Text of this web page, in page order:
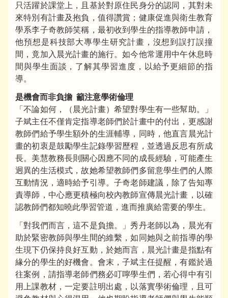
只活躍於課堂上，且基於對原住民身分的認同，其對未
來特別有計畫及抱負，值得讚賞；健康促進與衛生教育
學系李子奇教師笑稱，最初收到學生的指導教師申請，
他預想是科技部大專學生研究計畫，沒想到誤打誤撞
間，竟加入晨光計畫的施行。如今他常運用中午休息時
間與學生面談，了解其學習進度，以給予更細節的指
導。
是機會而非負擔 籲注意學術倫理
「不論如何，（晨光計畫）希望對學生有一些幫助。」
子斌主任不僅肯定指導老師們於計畫中的付出，更感謝
教師們給予學生額外的生涯輔導，同時，他直言晨光計
畫的初衷是鼓勵學生記錄學習歷程，並透過反思有所成
長。美慧教務長則關心因應不同的成長經驗，可能產生
迥異的生活模式，故她希望教師們多留意學生們的人際
互動情況，適時給予引導。子奇老師建議，除了告知專
責導師，中心應更積極向校內教師宣傳晨光計畫，以確
認教師們都知曉此學習管道，進而推廣給需要的學生。
「對我們而言，這不是負擔。」秀丹老師以為，晨光有
助於緊密教師與學生間的維繫，如同她與之前指導的學
生現下仍保持良好互動，於她而言，晨光計畫是指點有
緣分的學生的好機會。會末，子斌主任提醒，有鑑於過
往案例，請指導老師們務必叮嚀學生們，若心得中有引
用上課教材，一定要註明出處，以落實學術倫理，且可